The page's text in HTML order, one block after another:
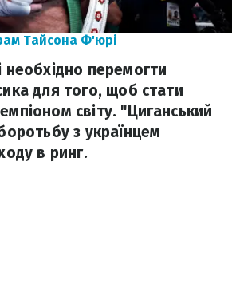
Тайсона Ф'юрі
перемогти
для того, щоб стати
світу. "Циганський
з українцем
в ринг.